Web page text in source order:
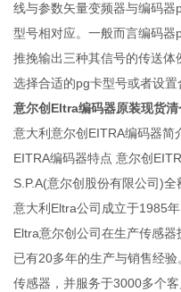
线与参数矢量变频器与编码
型号相对应。一般而言编码
推挽输出三种其信号的传送
选择合适的pg卡型号或者设置
意尔创Eltra编码器原装现货清
意大利意尔创EITRA编码器简
EITRA编码器特点 意尔创
S.P.A(意尔创股份有限公司)全
意大利Eltra公司成立于1985
Eltra意尔创公司在生产传感器
已有20多年的生产与销售经
传感器，并服务于3000多个客